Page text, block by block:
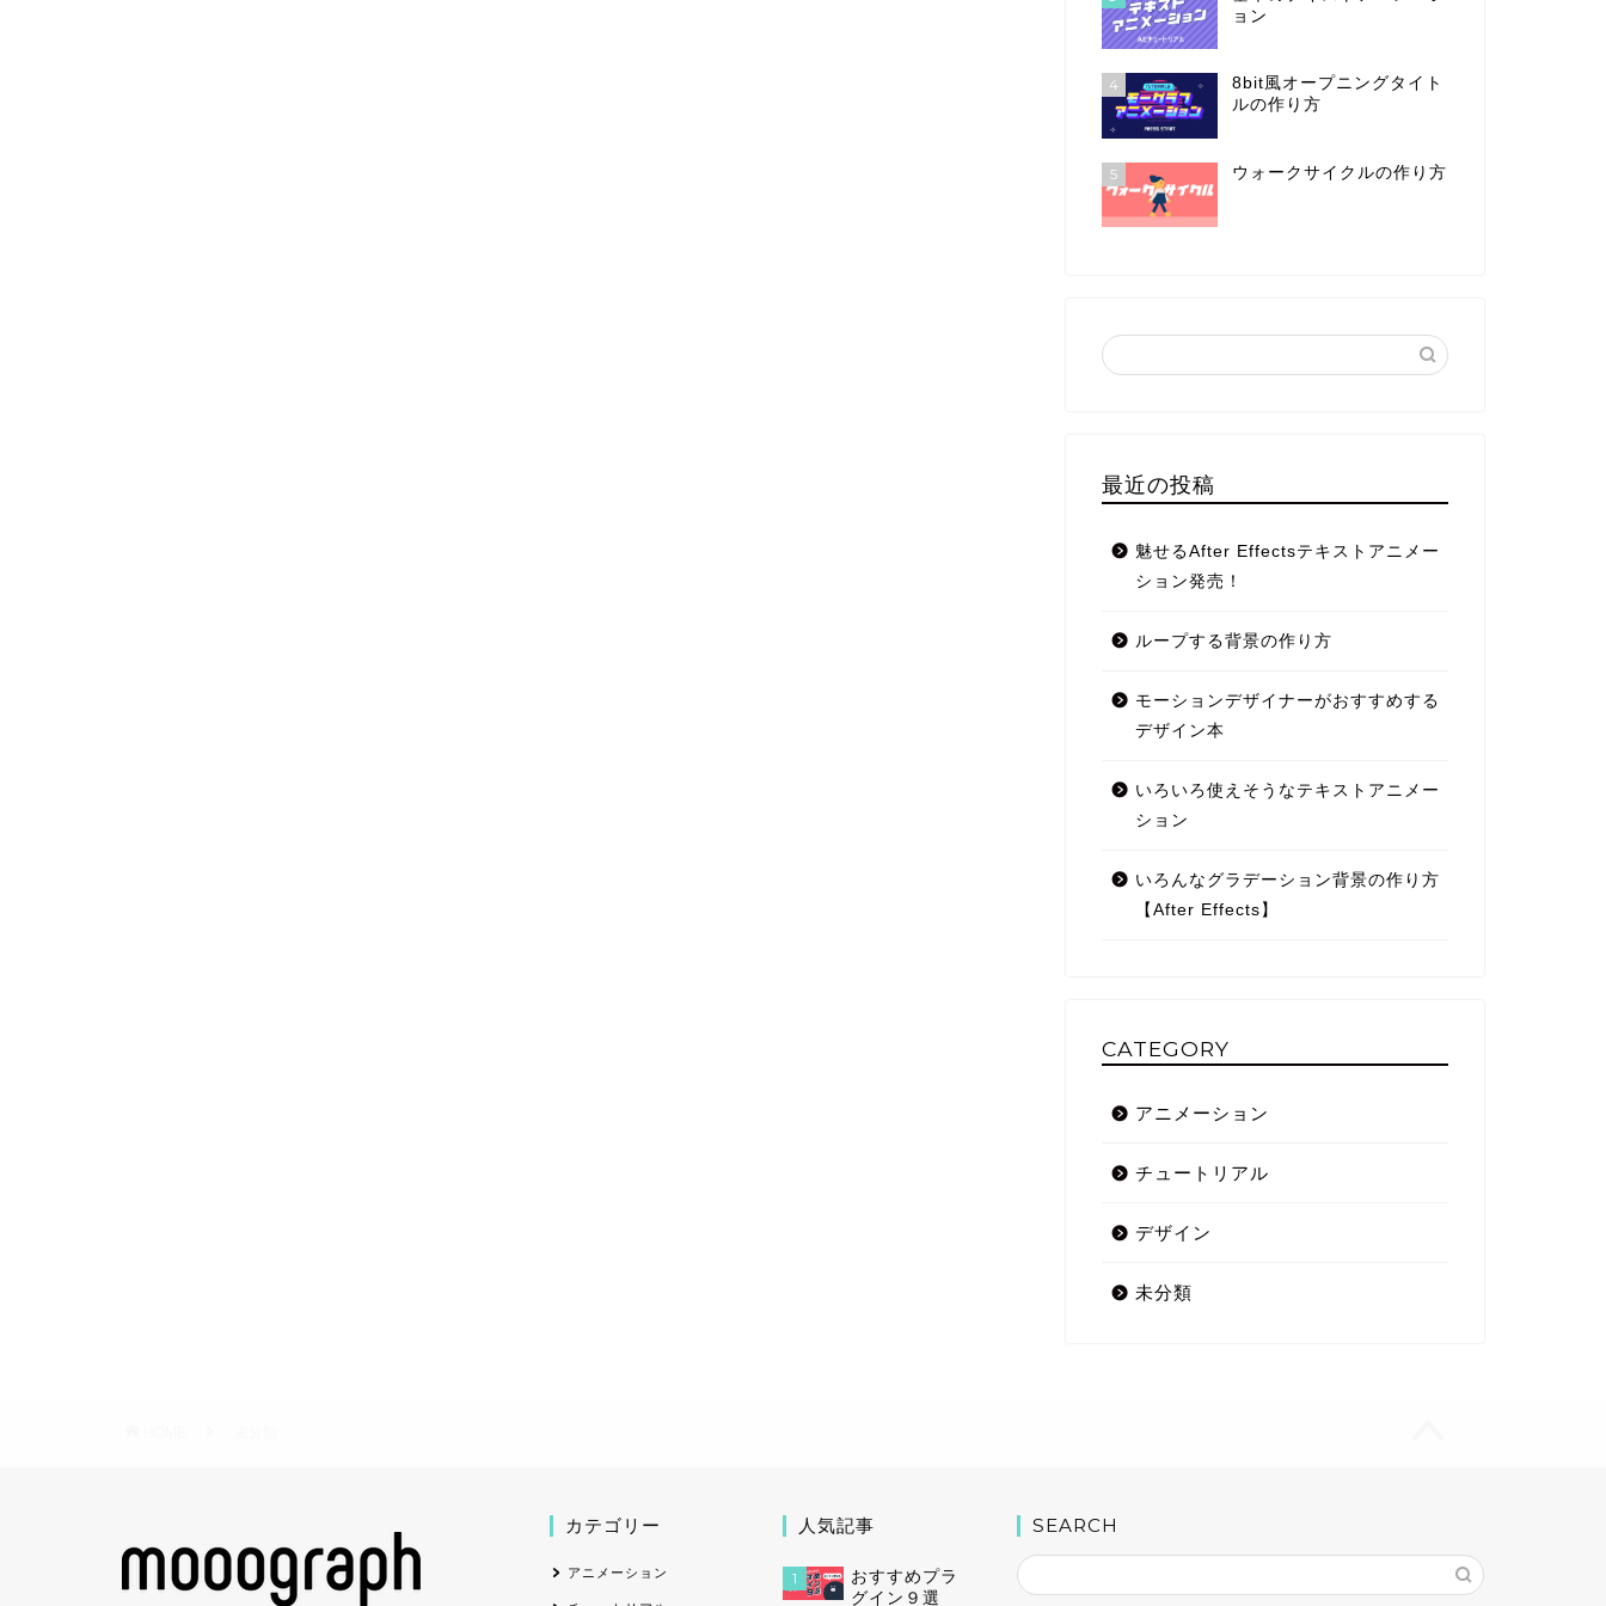
ョン
4
8bit風オープニングタイト
ルの作り方
5 ウォークサイクルの作り方
最近の投稿
魅せるAfter Effectsテキストアニメー
ション発売！
ループする背景の作り方
モーションデザイナーがおすすめする
デザイン本
いろいろ使えそうなテキストアニメー
ション
いろんなグラデーション背景の作り方
【After Effects】
CATEGORY
アニメーション
チュートリアル
デザイン
未分類
カテゴリー
アニメーション
人気記事
1
おすすめプラ
グイン９選
SEARCH